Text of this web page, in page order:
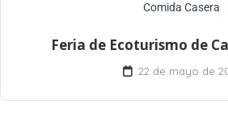
Comida Casera
Feria de Ecoturismo de
22 de mayo de